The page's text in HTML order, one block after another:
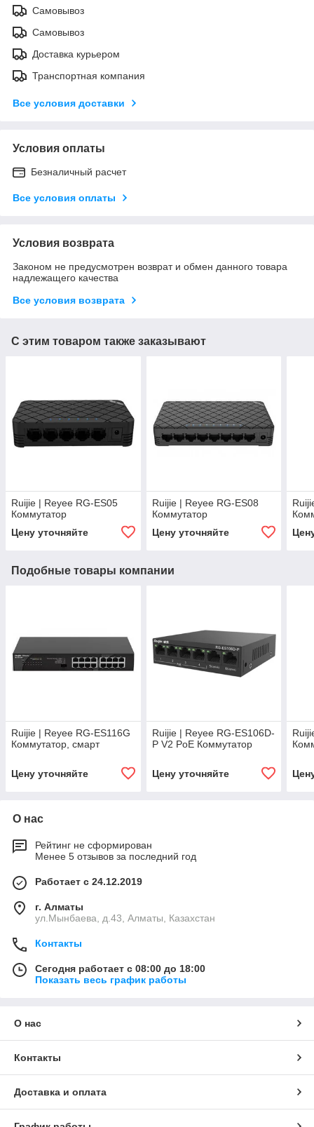
Самовывоз
Самовывоз
Доставка курьером
Транспортная компания
Все условия доставки
Условия оплаты
Безналичный расчет
Все условия оплаты
Условия возврата
Законом не предусмотрен возврат и обмен данного товара
надлежащего качества
Все условия возврата
С этим товаром также заказывают
Ruijie | Reyee RG-ES05
Коммутатор
Цену уточняйте
Ruijie | Reyee RG-ES08
Коммутатор
Цену уточняйте
Подобные товары компании
Ruijie | Reyee RG-ES116G
Коммутатор, смарт
Цену уточняйте
Ruijie | Reyee RG-ES106D-
P V2 PoE Коммутатор
Цену уточняйте
О нас
Рейтинг не сформирован
Менее 5 отзывов за последний год
Работает с 24.12.2019
г. Алматы
ул.Мынбаева, д.43, Алматы, Казахстан
Контакты
Сегодня работает с 08:00 до 18:00
Показать весь график работы
О нас
Контакты
Доставка и оплата